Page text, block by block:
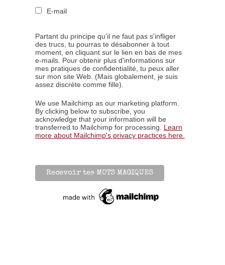
E-mail
Partant du principe qu'il ne faut pas s'infliger
des trucs, tu pourras te désabonner à tout
moment, en cliquant sur le lien en bas de mes
e-mails. Pour obtenir plus d'informations sur
mes pratiques de confidentialité, tu peux aller
sur mon site Web. (Mais globalement, je suis
assez discrète comme fille).
We use Mailchimp as our marketing platform.
By clicking below to subscribe, you
acknowledge that your information will be
transferred to Mailchimp for processing. Learn
more about Mailchimp's privacy practices here.